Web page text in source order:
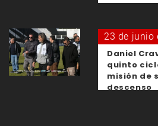
23 de junio
Daniel
quinto
misión de
descenso